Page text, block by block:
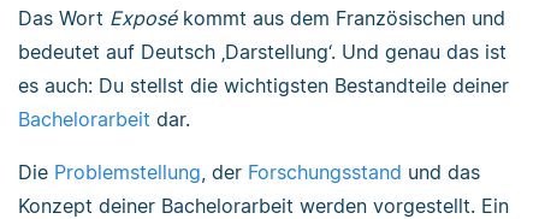
Das Wort Exposékommt aus dem Französischen und
bedeutet auf Deutsch ‚Darstellung‘. Und genau das ist
es auch: Du stellst die wichtigsten Bestandteile deiner
Bachelorarbeit dar.
Die Problemstellung , der Forschungsstand und das
Konzept deiner Bachelorarbeit werden vorgestellt. Ein